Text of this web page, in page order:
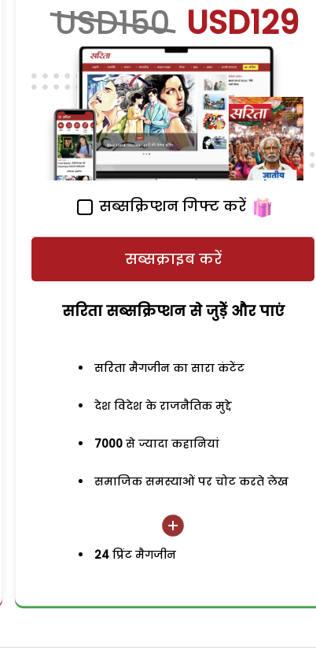
USD150 USD129
सब्सक्रिप्शन गिफ्ट करें
सब्सक्राइब करें
सरिता सब्सक्रिप्शन से जुड़ेें और पाएं
सरिता मैगजीन का सारा कंटेंट
देश विदेश के राजनैतिक मुद्दे
7000 से ज्यादा कहानियां
समाजिक समस्याओं पर चोट करते लेख
24 प्रिंट मैगजीन